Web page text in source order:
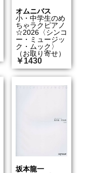
オムニバス
小・中学生のめ
ちゃラクピアノ
☆2026〈シンコ
ー・ミュージッ
ク・ムック〉
（お取り寄せ）
￥1430
坂本龍一